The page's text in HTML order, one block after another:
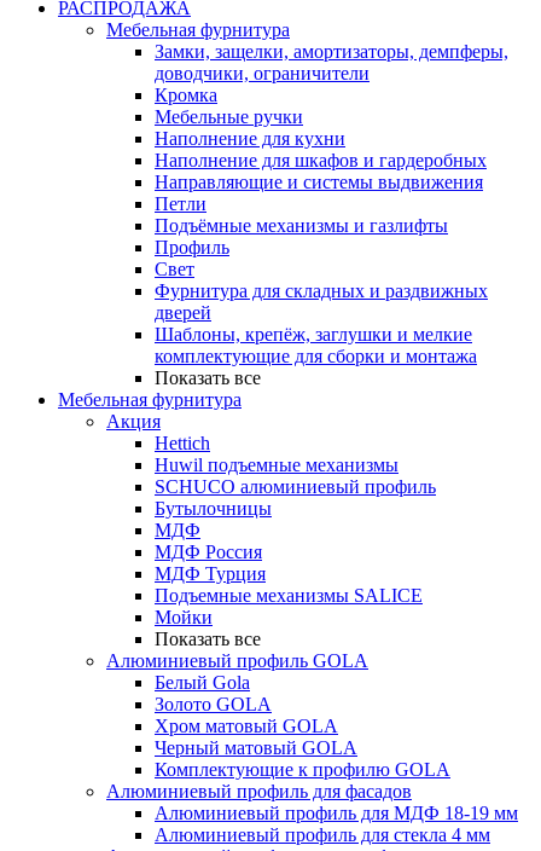
РАСПРОДАЖА
Мебельная фурнитура
Замки, защелки, амортизаторы, демпферы,
доводчики, ограничители
Кромка
Мебельные ручки
Наполнение для кухни
Наполнение для шкафов и гардеробных
Направляющие и системы выдвижения
Петли
Подъёмные механизмы и газлифты
Профиль
Свет
Фурнитура для складных и раздвижных
дверей
Шаблоны, крепёж, заглушки и мелкие
комплектующие для сборки и монтажа
Показать все
Мебельная фурнитура
Акция
Hettich
Huwil подъемные механизмы
SCHUCO алюминиевый профиль
Бутылочницы
МДФ
МДФ Россия
МДФ Турция
Подъемные механизмы SALICE
Мойки
Показать все
Алюминиевый профиль GOLA
Белый Gola
Золото GOLA
Хром матовый GOLA
Черный матовый GOLA
Комплектующие к профилю GOLA
Алюминиевый профиль для фасадов
Алюминиевый профиль для МДФ 18-19 мм
Алюминиевый профиль для стекла 4 мм